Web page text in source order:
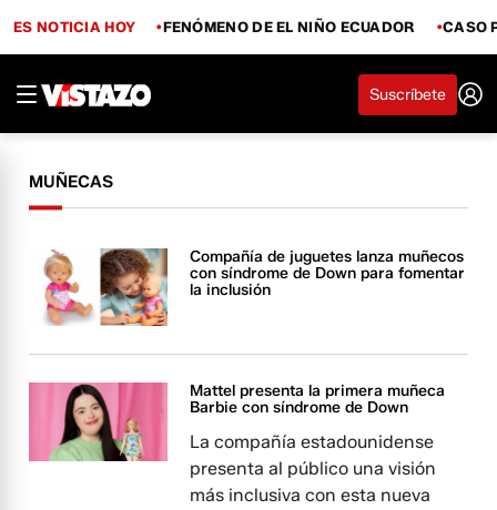
ES NOTICIA HOY FENÓMENO DE EL NIÑO ECUADOR CASO
Suscríbete
MUÑECAS
Compañía de juguetes lanza muñecos
con síndrome de Down para fomentar
la inclusión
Mattel presenta la primera muñeca
Barbie con síndrome de Down
La compañía estadounidense
presenta al público una visión
más inclusiva con esta nueva